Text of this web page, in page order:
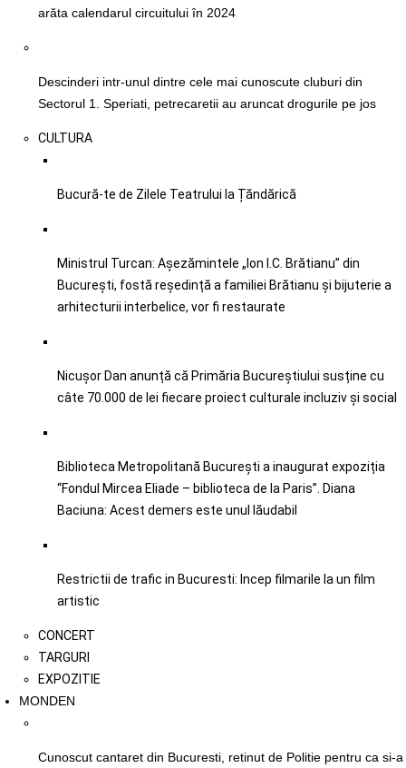
arăta calendarul circuitului în 2024
Descinderi intr-unul dintre cele mai cunoscute cluburi din
Sectorul 1. Speriati, petrecaretii au aruncat drogurile pe jos
CULTURA
Bucură-te de Zilele Teatrului la Țăndărică
Ministrul Turcan: Așezămintele „Ion I.C. Brătianu” din
București, fostă reședință a familiei Brătianu și bijuterie a
arhitecturii interbelice, vor fi restaurate
Nicușor Dan anunță că Primăria Bucureștiului susține cu
câte 70.000 de lei fiecare proiect culturale incluziv şi social
Biblioteca Metropolitană București a inaugurat expoziția
“Fondul Mircea Eliade – biblioteca de la Paris”. Diana
Baciuna: Acest demers este unul lăudabil
Restrictii de trafic in Bucuresti: Incep filmarile la un film
artistic
CONCERT
TARGURI
EXPOZITIE
MONDEN
Cunoscut cantaret din Bucuresti, retinut de Politie pentru ca si-a